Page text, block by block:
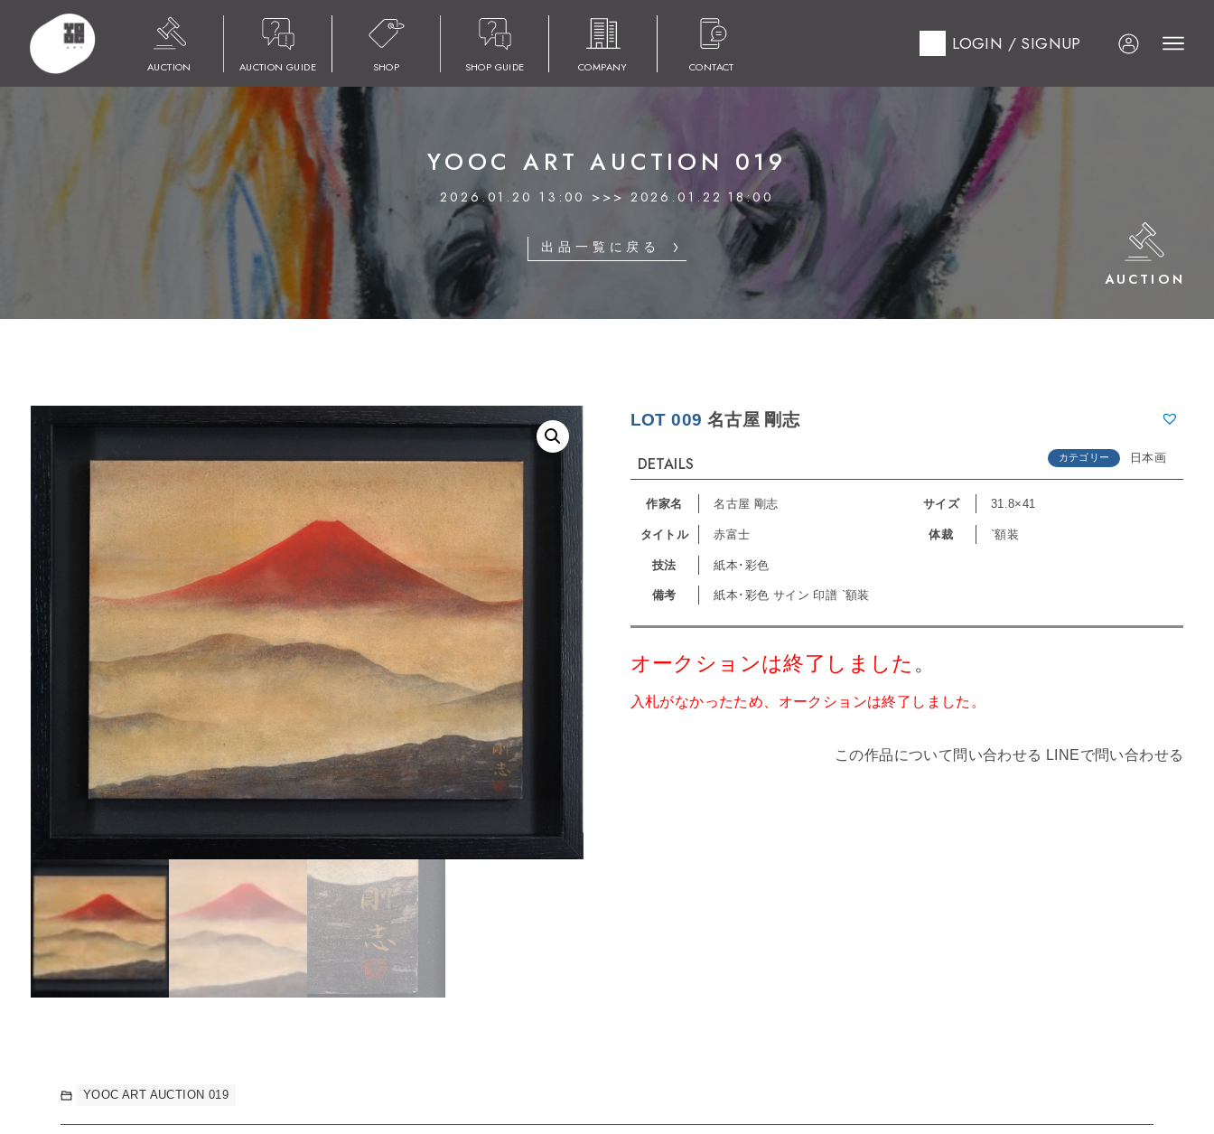
AUCTION AUCTION GUIDE SHOP SHOP GUIDE COMPANY CONTACT
LOGIN / SIGNUP
HOME YOOC ART AUCTION 019 LOT 009 名古屋 剛志
YOOC ART AUCTION 019
2026.01.20 13:00 >>> 2026.01.22 18:00
出品一覧に戻る
AUCTION
LOT 009 名古屋 剛志
DETAILS カテゴリー 日本画
作家名 名古屋 剛志 サイズ 31.8×41
タイトル 赤富士 体裁 `額装
技法 紙本･彩色
備考 紙本･彩色 サイン 印譜 `額装
オークションは終了しました 。
入札がなかったため、オークションは終了しました。
この作品について問い合わせる LINEで問い合わせる
YOOC ART AUCTION 019